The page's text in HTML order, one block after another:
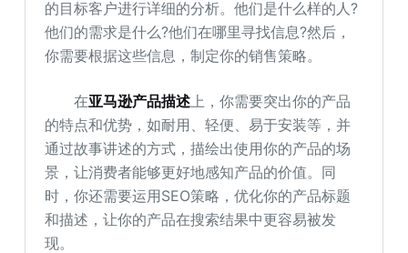
的目标客户进行详细的分析。他们是什么样的人?
他们的需求是什么?他们在哪里寻找信息?然后，
你需要根据这些信息，制定你的销售策略。
在亚马逊产品描述上，你需要突出你的产品
的特点和优势，如耐用、轻便、易于安装等，并
通过故事讲述的方式，描绘出使用你的产品的场
景，让消费者能够更好地感知产品的价值。同
时，你还需要运用SEO策略，优化你的产品标题
和描述，让你的产品在搜索结果中更容易被发
现。